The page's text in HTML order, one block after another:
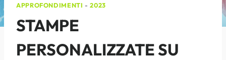
APPROFONDIMENTI -2023
STAMPE
PERSONALIZZATE SU